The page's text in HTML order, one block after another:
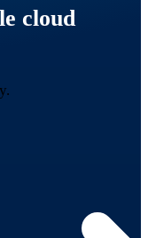
cloud